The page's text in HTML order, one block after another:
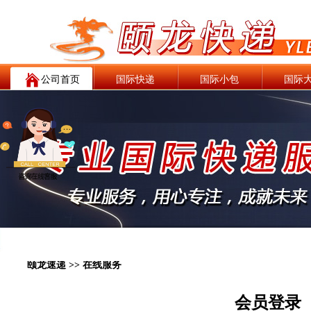
公司首页 国际快递 国际小包 国际
颐龙速递 >> 在线服务
会员登录